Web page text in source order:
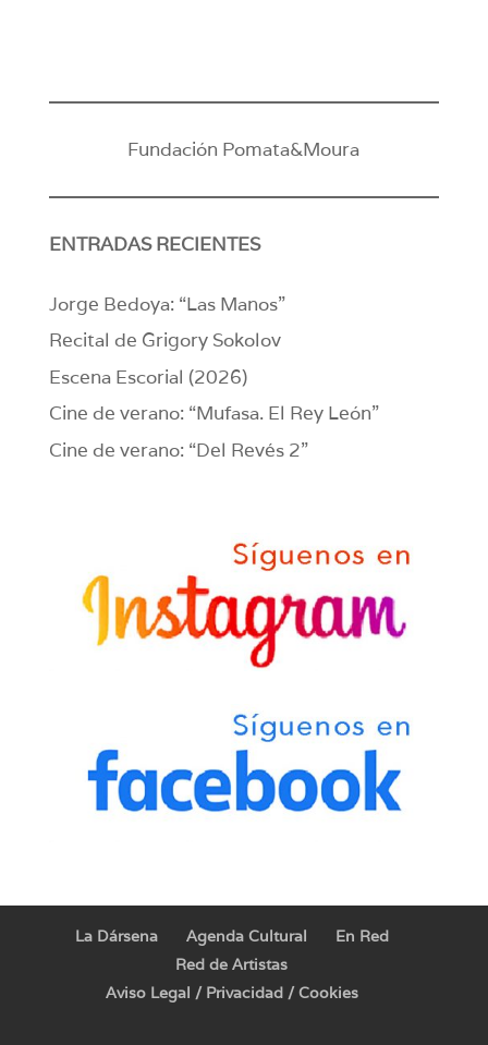
Fundación Pomata&Moura
ENTRADAS RECIENTES
Jorge Bedoya: “Las Manos”
Recital de Grigory Sokolov
Escena Escorial (2026)
Cine de verano: “Mufasa. El Rey León”
Cine de verano: “Del Revés 2”
La Dársena Agenda Cultural
En Red
Red de Artistas
Aviso Legal / Privacidad / Cookies